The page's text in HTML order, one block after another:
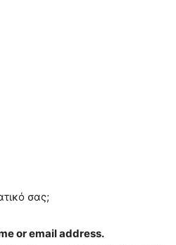
σας;
or email address.